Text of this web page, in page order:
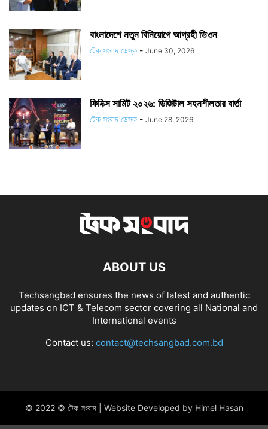
বাংলাদেশে নতুন বিনিয়োগে আগ্রহী ভিওন
টেক সংবাদ ডেস্ক - June 30, 2026
ফিনিক্স সামিট ২০২৬: ডিজিটাল সহনশীলতার বার্তা
টেক সংবাদ ডেস্ক - June 28, 2026
ABOUT US
Techsangbad ensures the news of latest and authentic
updates on ICT & Telecom sector covering all National and
International events
Contact us: contact@techsangbad.com.bd
© 2022 © টেক সংবাদ | Website Developed by Himel Hasan